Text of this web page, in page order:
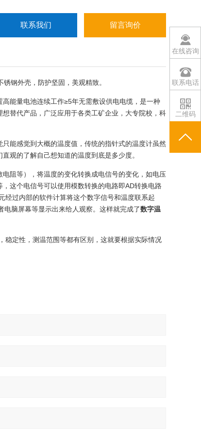
联系我们 留言询价
钢外壳，防护坚固，美观精致。
能量电池连续工作≥5年无需敷设供电电缆，是一种
替代产品，广泛应用于各类工矿企业，大专院校，科
能感觉到大概的温度值，传统的指针式的温度计虽然
观的了解自己想知道的温度到底是多少度。
阻等），将温度的变化转换成电信号的变化，如电压
这个电信号可以使用模数转换的电路即AD转换电路
经过内部的软件计算将这个数字信号和温度联系起
脑屏幕等显示出来给人观察。这样就完成了数字温
稳定性，测温范围等都有区别，这就要根据实际情况
在线咨询
联系电话
二维码